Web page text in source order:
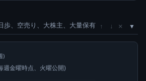
歩、空売り、大株主、大量保有 ↑ ↓ ×
)
週金曜時点、火曜公開)